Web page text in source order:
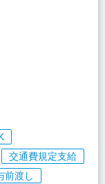
交通費規定支給
前渡し